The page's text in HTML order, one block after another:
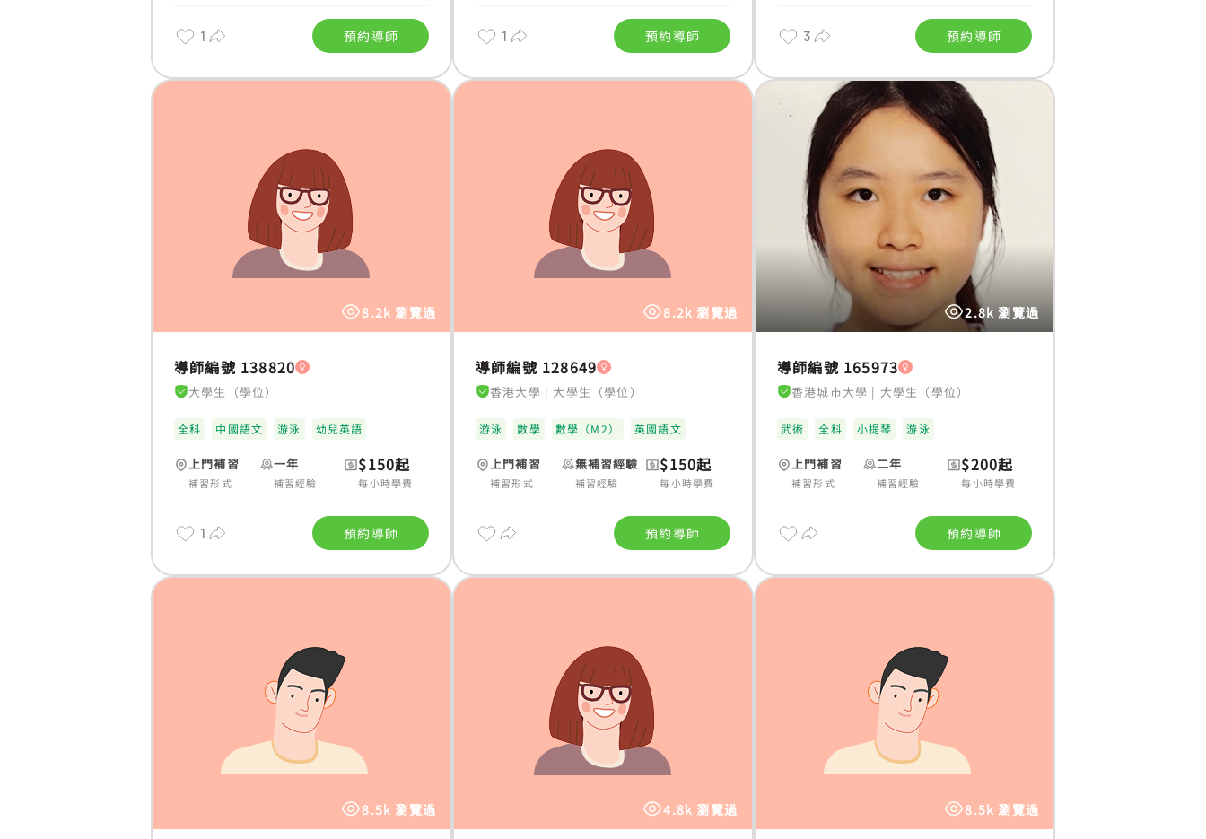
1 預約導師 1 預約導師 3 預約導師
8.2k 瀏覽過
導師編號 138820
大學生（學位）
全科 中國語文 游泳 幼兒英語
上門補習
補習形式
一年
補習經驗
$150起
每小時學費
1 預約導師
8.2k 瀏覽過
導師編號 128649
香港大學 | 大學生（學位）
游泳 數學 數學（M2） 英國語文
上門補習
補習形式
無補習經驗
補習經驗
$150起
每小時學費
預約導師
2.8k 瀏覽過
導師編號 165973
香港城市大學 | 大學生（學位）
武術 全科 小提琴 游泳
上門補習
補習形式
二年
補習經驗
$200起
每小時學費
預約導師
8.5k 瀏覽過 4.8k 瀏覽過 8.5k 瀏覽過